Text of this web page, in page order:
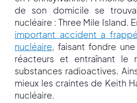
de son domicile se
nucléaire : Three Mile Island.
important accident a
nucléaire , faisant fondre
réacteurs et entraînant le
substances radioactives.
mieux les craintes de Keith
nucléaire.